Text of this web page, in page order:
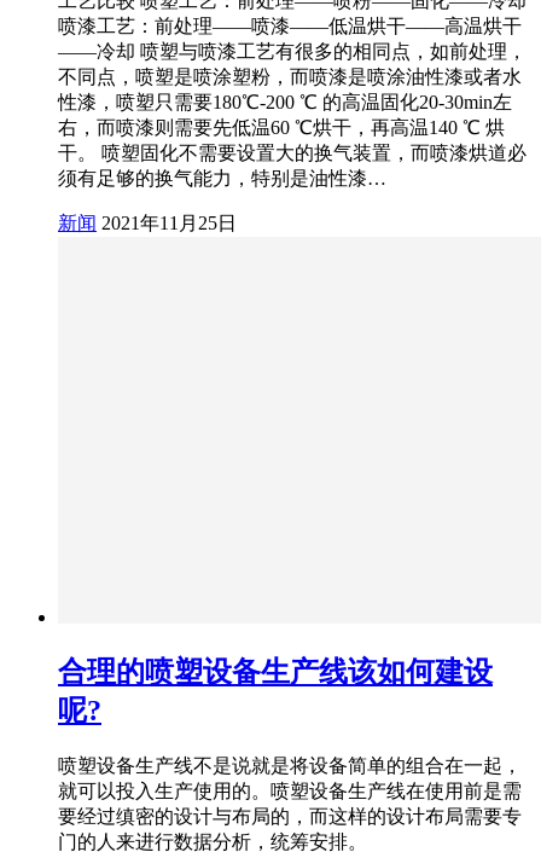
喷漆工艺：前处理——喷漆——低温烘干——高温烘干
——冷却 喷塑与喷漆工艺有很多的相同点，如前处理，
不同点，喷塑是喷涂塑粉，而喷漆是喷涂油性漆或者水
性漆，喷塑只需要180℃-200 ℃ 的高温固化20-30min左
右，而喷漆则需要先低温60 ℃烘干，再高温140 ℃ 烘
干。 喷塑固化不需要设置大的换气装置，而喷漆烘道必
须有足够的换气能力，特别是油性漆…
新闻 2021年11月25日
合理的喷塑设备生产线该如何建设
呢?
喷塑设备生产线不是说就是将设备简单的组合在一起，
就可以投入生产使用的。喷塑设备生产线在使用前是需
要经过缜密的设计与布局的，而这样的设计布局需要专
门的人来进行数据分析，统筹安排。